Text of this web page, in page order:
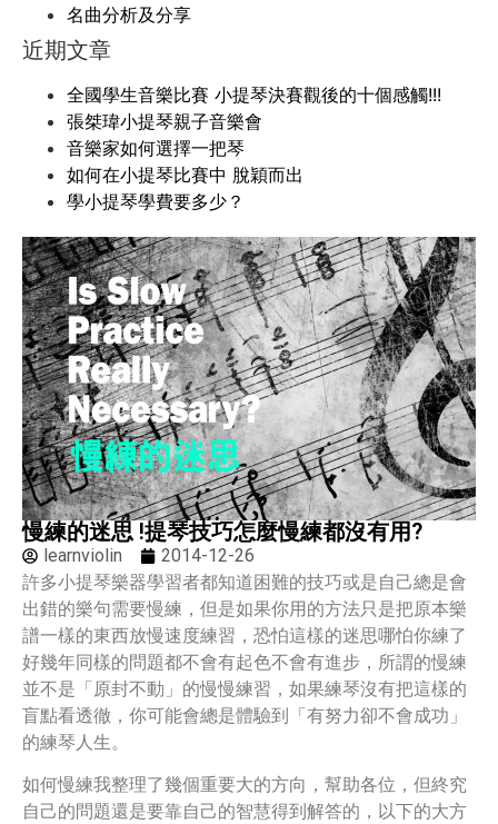
名曲分析及分享
近期文章
全國學生音樂比賽 小提琴決賽觀後的十個感觸!!!
張桀瑋小提琴親子音樂會
音樂家如何選擇一把琴
如何在小提琴比賽中 脫穎而出
學小提琴學費要多少？
慢練的迷思 !提琴技巧怎麼慢練都沒有用?
learnviolin
2014-12-26
許多小提琴樂器學習者都知道困難的技巧或是自己總是會
出錯的樂句需要慢練，但是如果你用的方法只是把原本樂
譜一樣的東西放慢速度練習，恐怕這樣的迷思哪怕你練了
好幾年同樣的問題都不會有起色不會有進步，所謂的慢練
並不是「原封不動」的慢慢練習，如果練琴沒有把這樣的
盲點看透徹，你可能會總是體驗到「有努力卻不會成功」
的練琴人生。
如何慢練我整理了幾個重要大的方向，幫助各位，但終究
自己的問題還是要靠自己的智慧得到解答的，以下的大方